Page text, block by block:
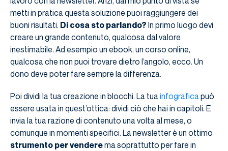
metti in pratica questa soluzione puoi raggiungere dei
buoni risultati. Di cosa sto parlando? In primo luogo devi
creare un grande contenuto, qualcosa dal valore
inestimabile. Ad esempio un ebook, un corso online,
qualcosa che non puoi trovare dietro l’angolo, ecco. Un
dono deve poter fare sempre la differenza.
Poi dividi la tua creazione in blocchi. La tua infografica può
essere usata in quest’ottica: dividi ciò che hai in capitoli. E
invia la tua razione di contenuto una volta al mese, o
comunque in momenti specifici. La newsletter è un ottimo
strumento per venderema soprattutto per fare in